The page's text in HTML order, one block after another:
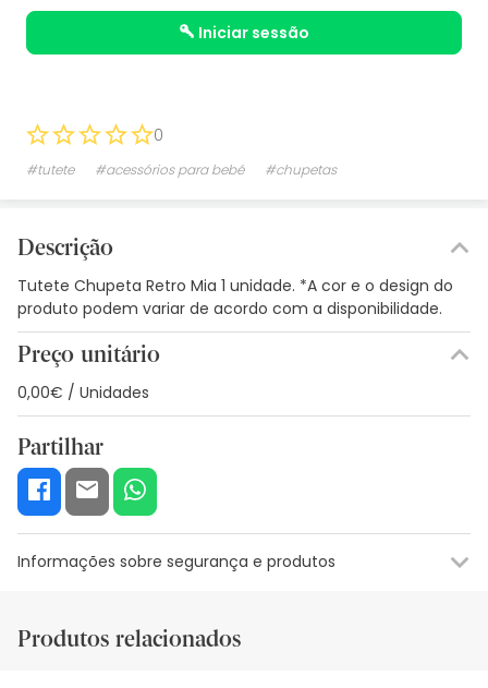
iniciar sessão
0
#tutete #acessórios para bebé #chupetas
Descrição
Tutete Chupeta Retro Mia 1 unidade. *A cor e o design do
produto podem variar de acordo com a disponibilidade.
Preço unitário
0,00€ / Unidades
Partilhar
Informações sobre segurança e produtos
Recursos de segurança visual
Produtos relacionados